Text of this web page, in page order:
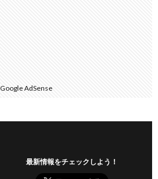
Google AdSense
最新情報をチェックしよう！